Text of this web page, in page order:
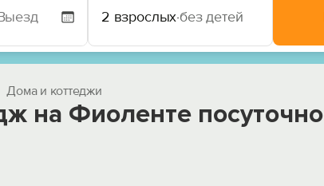
2 взрослых·без детей
Дома и коттеджи
на Фиоленте посуточно